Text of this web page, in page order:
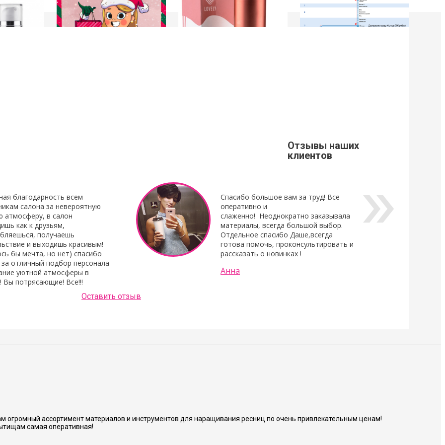
Отзывы наших
клиентов
благодарность всем
салона за невероятную
атмосферу, в салон
как к друзьям,
получаешь
и выходишь красивым!
бы мечта, но нет) спасибо
отличный подбор персонала
уютной атмосферы в
Вы потрясающие! Все!!!
Спасибо большое вам за труд! Все
оперативно и
слаженно! Неоднократно заказывала
материалы, всегда большой выбор.
Отдельное спасибо Даше,всегда
готова помочь, проконсультировать и
рассказать о новинках !
Анна
Оставить отзыв
ассортимент материалов и инструментов для наращивания ресниц по очень привлекательным ценам!
самая оперативная!